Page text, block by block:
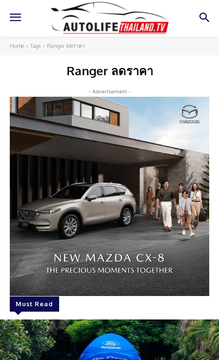
Home Tags Ranger ลดราคา
Ranger ลดราคา
- Advertisement -
Must Read